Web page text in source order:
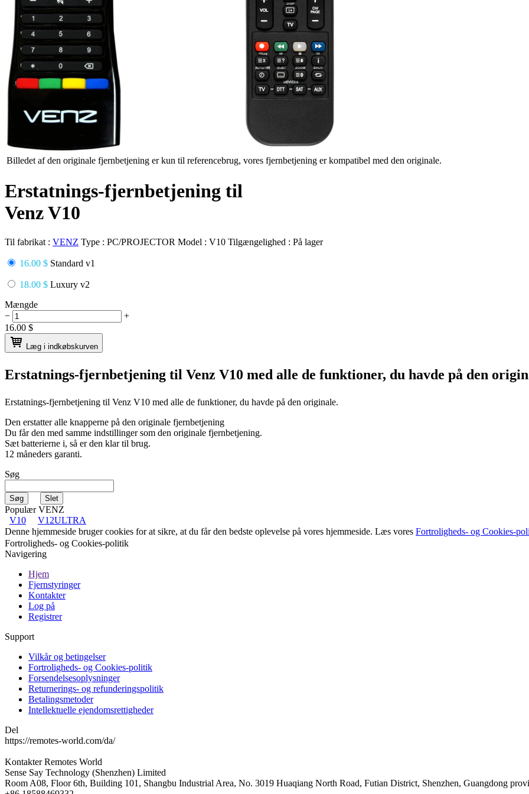
Billedet af den originale fjernbetjening er kun til referencebrug, vores fjernbetjening er kompatibel med den originale.
Erstatnings-fjernbetjening til
Venz V10
Til fabrikat : VENZ Type : PC/PROJECTOR Model : V10 Tilgængelighed : På lager
16.00 $ Standard v1
18.00 $ Luxury v2
Mængde
−
+
16.00 $
Læg i indkøbskurven
Erstatnings-fjernbetjening til Venz V10 med alle de funktioner, du havde på den
Erstatnings-fjernbetjening til Venz V10 med alle de funktioner, du havde på den originale.
Den erstatter alle knapperne på den originale fjernbetjening
Du får den med samme indstillinger som den originale fjernbetjening.
Sæt batterierne i, så er den klar til brug.
12 måneders garanti.
Søg
Populær VENZ
V10
V12ULTRA
Denne hjemmeside bruger cookies for at sikre, at du får den bedste oplevelse på vores hjemmeside. Læs vores Fortroligheds- og Cookies-
Fortroligheds- og Cookies-politik
Navigering
Hjem
Fjernstyringer
Kontakter
Log på
Registrer
Support
Vilkår og betingelser
Fortroligheds- og Cookies-politik
Forsendelsesoplysninger
Returnerings- og refunderingspolitik
Betalingsmetoder
Intellektuelle ejendomsrettigheder
Del
https://remotes-world.com/da/
Kontakter Remotes World
Sense Say Technology (Shenzhen) Limited
Room A08, Floor 6th, Building 101, Shangbu Industrial Area, No. 3019 Huaqiang North Road, Futian District, Shenzhen, Guangdong